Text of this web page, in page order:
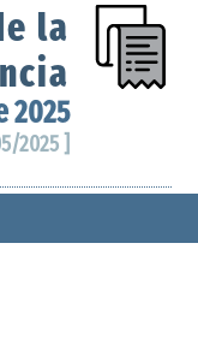
la
2025
2025 ]